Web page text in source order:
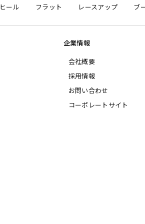
ヒール フラット レースアップ ブ
企業情報
会社概要
採用情報
お問い合わせ
コーポレートサイト